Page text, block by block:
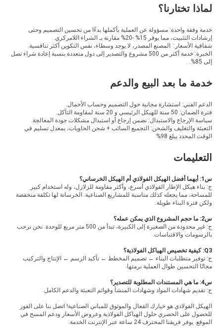
لماذا تختارنا؟
خدمة وقفة واحدة: مسؤولة عن العملية بأكملها بدءًا من تحسين التصميم وحتى
إرشادات التثبيت، مما يوفر 15% -20% مقارنة بـ الشراء اللامركزي.
شفافية الأسعار: المصنع المصدر، لا يوجد وسطاء، نفس التكوين أكثر تنافسية.
الخبرة: خدمة أكثر من 500 مشروع والتصدير إلى دول متعددة بنسبة إعادة شراء تصل
إلى 85%.
خدمة ما بعد البيع والدعم
الدعم الفني: استشارة مجانية حول التصميم وحساب الأحمال.
فترة الضمان: 50 سنة للهيكل الرئيسي و 20 سنة لمقاومة التآكل.
سياسة الإرجاع والاستبدال: نضمن إرجاع أو استبدال مشكلات جودة المعالجة.
التعبئة والتغليف والشحن: التجميع السائب + شحن الحاويات، بمعدل تسليم في
الوقت المحدد يبلغ 98%
التعليمات
س1: أيهما أفضل الهيكل الفولاذي أم الهيكل الخرساني؟
ج: بناء هيكل الإطار الفولاذي أسرع، وأكثر مقاومة للزلازل، وله استخدام كبير
للمساحة، مما يجعله كذلك مناسبة للمشاريع الصناعية. الخرسانة لها تكلفة منخفضة
ولكن فترة البناء طويلة.
س2: ما حجم المشروع الذي يمكن عمله؟
ج: غير محدودة من الصغيرة إلى الكبيرة، تبدأ من 500 متر مربع للوحدة. نحن نرحب
بالرسومات والاقتباسات.
Q3: كيفية تخصيص الهياكل الفولاذية؟
ج: توفير متطلبات البناء ← تصميم المخطط ← تأكيد الرسم ← الإنتاج والتركيب
مجانًا التحسين طوال العملية برمتها.
س4: ما هي المستندات المطلوبة للتصدير؟
ج: تقديم شهادات المواد وشهادات المنشأ وقوائم التعبئة والدعم الكامل.
الهيكل الفولاذي هو خيارك الفعال والموثوق للمباني الصناعية! اتصل بنا على الفور
للحصول على الحصري حلول الهياكل الفولاذية وعروض الأسعار ودعم المسح في
الموقع. يوفر فريقنا المحترف 24 ساعة عبر الإنترنت الخدمة.